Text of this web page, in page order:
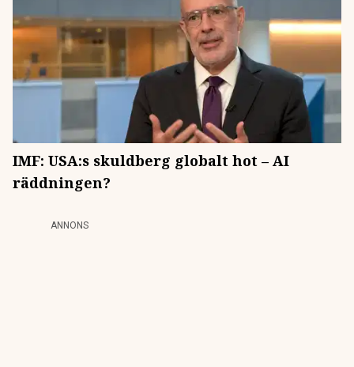
IMF: USA:s skuldberg globalt hot – AI
räddningen?
ANNONS